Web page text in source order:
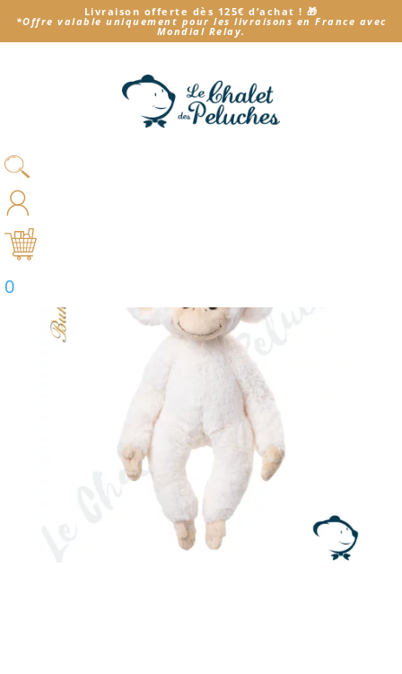
Livraison offerte dès 125€ d’achat ! 🎁
*Offre valable uniquement pour les livraisons en France avec
Mondial Relay.
0
/ Produit Choisir son modèle / Denis, le singe